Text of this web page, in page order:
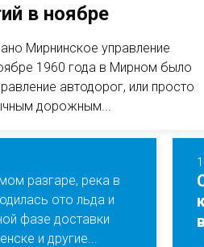
в ноябре
Мирнинское управление
1960 года в Мирном было
автодорог, или просто
дорожным...
разгаре, река в
ото льда и
фазе доставки
и другие...